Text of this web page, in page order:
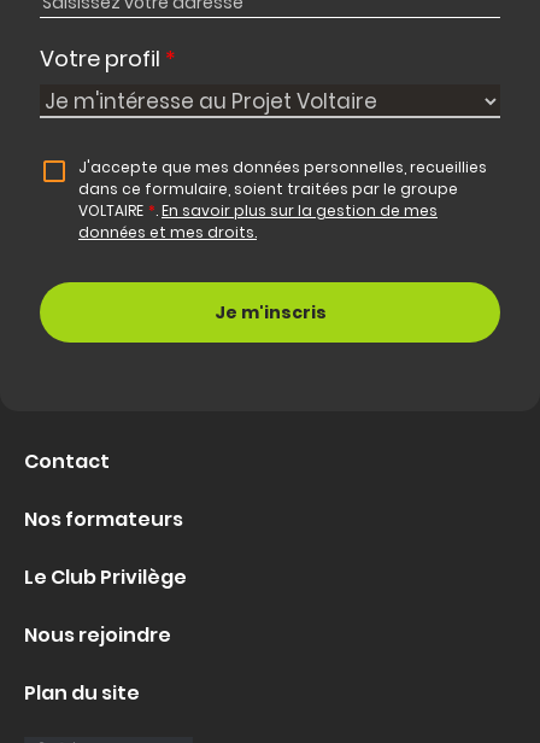
Votre profil *
J'accepte que mes données personnelles, recueillies
dans ce formulaire, soient traitées par le groupe
VOLTAIRE *.En savoir plus sur la gestion de mes
données et mes droits.
Contact
Nos formateurs
Le Club Privilège
Nous rejoindre
Plan du site